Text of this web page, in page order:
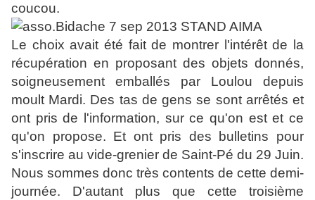
coucou.
Le choix avait été fait de montrer l'intérêt de la
récupération en proposant des objets donnés,
soigneusement emballés par Loulou depuis
moult Mardi. Des tas de gens se sont arrêtés et
ont pris de l'information, sur ce qu'on est et ce
qu'on propose. Et ont pris des bulletins pour
s'inscrire au vide-grenier de Saint-Pé du 29 Juin.
Nous sommes donc très contents de cette demi-
journée. D'autant plus que cette troisième